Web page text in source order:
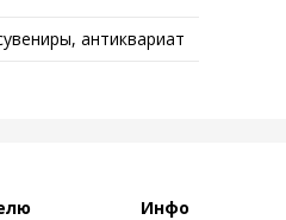
антиквариат
Инфо